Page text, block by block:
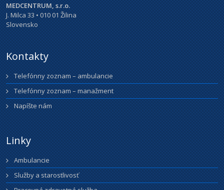
MEDCENTRUM, s.r.o.
J. Milca 33 • 010 01 Žilina
Slovensko
Kontakty
Telefónny zoznam – ambulancie
Telefónny zoznam – manažment
Napíšte nám
Linky
Ambulancie
Služby a starostlivosť